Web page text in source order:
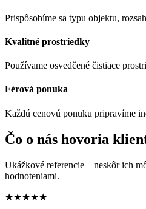
Prispôsobíme sa typu objektu,
Kvalitné prostriedky
Používame osvedčené čistiace
Férová ponuka
Každú cenovú ponuku pripravíme
Čo o nás hovoria
Ukážkové referencie – neskôr ich
hodnoteniami.
★★★★★